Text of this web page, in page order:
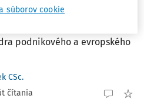
CZ.NIC. Praha,
podnikového a evropského
CSc.
čítania
súborov cookie